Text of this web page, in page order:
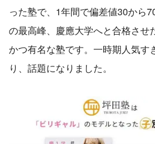
った塾で、1年間で偏差値30から
の最高峰、慶應大学へと合格させ
かつ有名な塾です。一時期人気す
り、話題になりました。